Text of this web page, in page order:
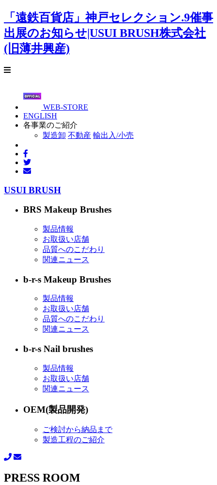
「遠鉄百貨店」神戸セレクション.9催事
出展のお知らせ|USUI BRUSH株式会社
(旧薄井興産)
WEB-STORE
ENGLISH
各事業のご紹介
製造卸 不動産 輸出入/小売
USUI BRUSH
BRS Makeup Brushes
製品情報
お取扱い店舗
品質へのこだわり
関連ニュース
b-r-s Makeup Brushes
製品情報
お取扱い店舗
品質へのこだわり
関連ニュース
b-r-s Nail brushes
製品情報
お取扱い店舗
関連ニュース
OEM(製品開発)
ご検討から納品まで
製造工程のご紹介
PRESS ROOM